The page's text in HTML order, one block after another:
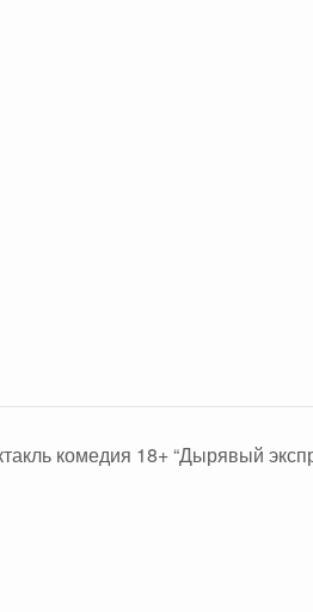
комедия 18+ “Дырявый